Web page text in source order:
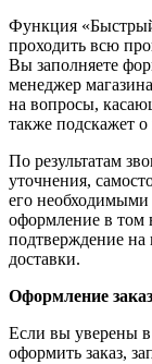
Функция «Быстрый
проходить всю
Вы заполняете
менеджер
на вопросы,
также подскажет
По результатам
уточнения,
его необходимыми
оформление в том
подтверждение
доставки.
Оформление
Если вы уверены в
оформить заказ,